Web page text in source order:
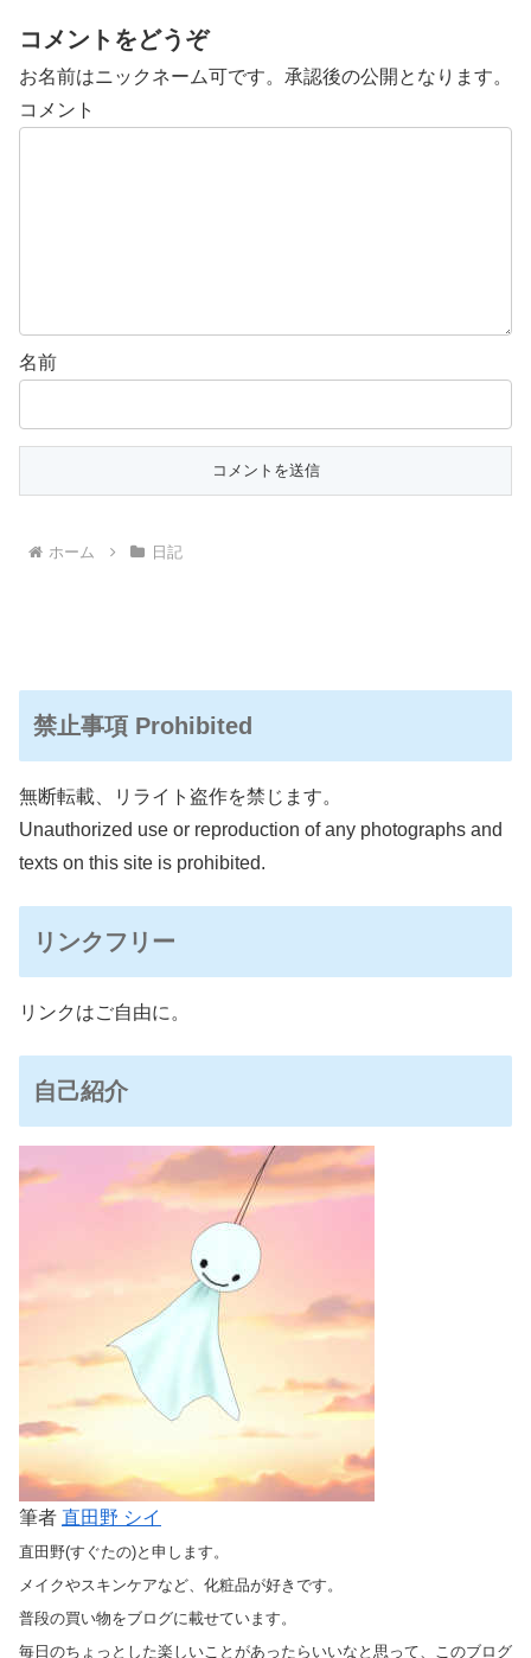
コメントをどうぞ
お名前はニックネーム可です。承認後の公開となります。
コメント
名前
ホーム 日記
禁止事項 Prohibited
無断転載、リライト盗作を禁じます。
Unauthorized use or reproduction of any photographs and
texts on this site is prohibited.
リンクフリー
リンクはご自由に。
自己紹介
筆者 直田野 シイ
直田野(すぐたの)と申します。
メイクやスキンケアなど、化粧品が好きです。
普段の買い物をブログに載せています。
毎日のちょっとした楽しいことがあったらいいなと思って、このブログ